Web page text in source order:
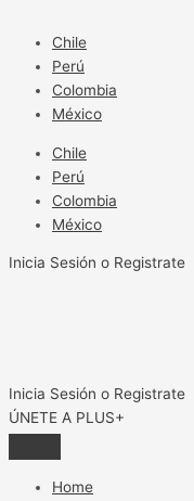
contenido
Chile
Perú
Colombia
México
Chile
Perú
Colombia
México
Inicia Sesión o Registrate
Inicia Sesión o Registrate
ÚNETE A PLUS+
Home